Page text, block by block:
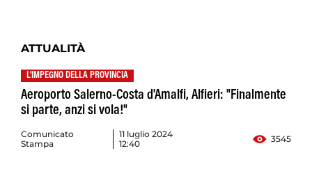
ATTUALITÀ
L'IMPEGNO DELLA PROVINCIA
Aeroporto Salerno-Costa d'Amalfi, Alfieri: "Finalmente
si parte, anzi si vola!"
Comunicato
Stampa
11 luglio 2024
12:40
3545